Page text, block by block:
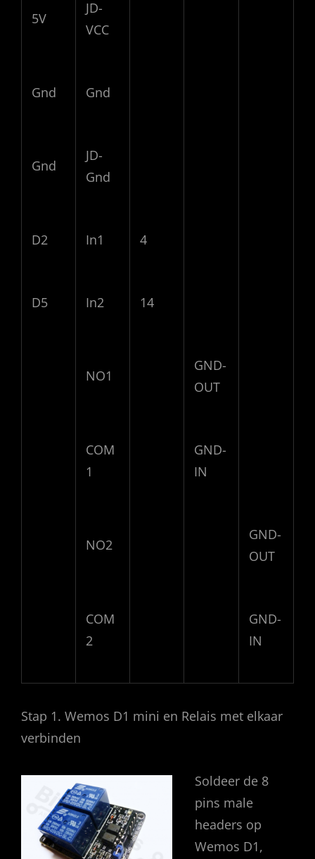
5V
JD-
VCC
Gnd Gnd
Gnd
JD-
Gnd
D2 In1 4
D5 In2 14
NO1
GND-
OUT
COM
1
GND-
IN
NO2
GND-
OUT
COM
2
GND-
IN
Stap 1. Wemos D1 mini en Relais met elkaar
verbinden
Soldeer de 8
pins male
headers op
Wemos D1,